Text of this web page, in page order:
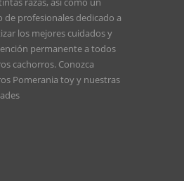
de profesionales dedicado a
los mejores cuidados y
permanente a todos
cachorros. Conozca
Pomerania toyy nuestras